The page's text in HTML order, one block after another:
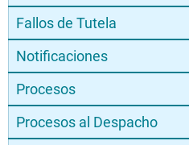
Fallos de Tutela
Notificaciones
Procesos
Procesos al Despacho